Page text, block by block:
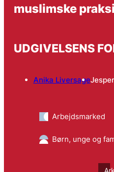
muslimske
UDGIVELSENS
Anika Liversage
Arbejdsmarked
Børn, unge og